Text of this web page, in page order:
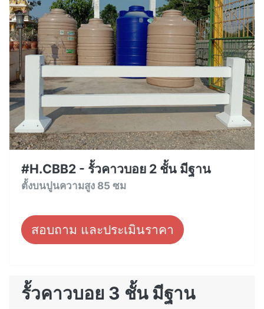
#H.CBB2 - รั้วคาวบอย 2 ชั้น มีฐาน
ตั้งบนปูนความสูง 85 ซม
สอบถาม และประเมินราคา
รั้วคาวบอย 3 ชั้น มีฐาน